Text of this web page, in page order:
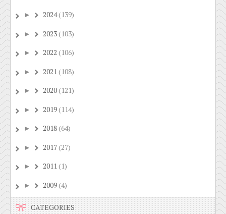
► 2024(139)
► 2023(103)
► 2022 (106)
► 2021(108)
► 2020(121)
► 2019(114)
► 2018(64)
► 2017(27)
► 2011(1)
► 2009(4)
CATEGORIES